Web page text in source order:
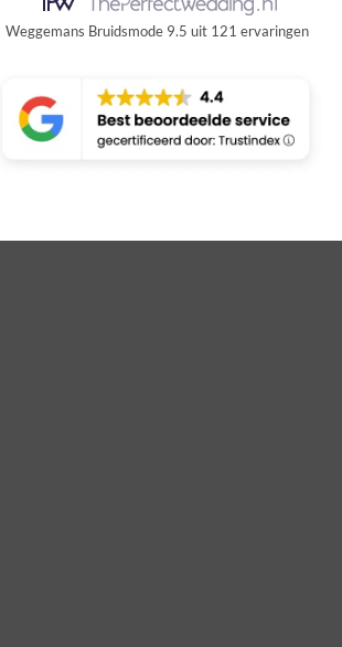
Weggemans Bruidsmode 9.5 uit 121 ervaringen